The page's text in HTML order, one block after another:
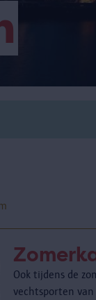
Ook tijdens de
vechtsporten